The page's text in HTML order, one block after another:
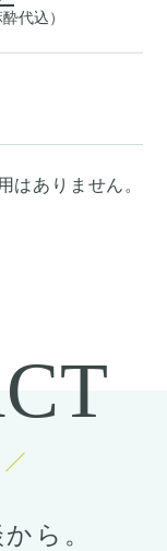
代込）
はありません。
ら。